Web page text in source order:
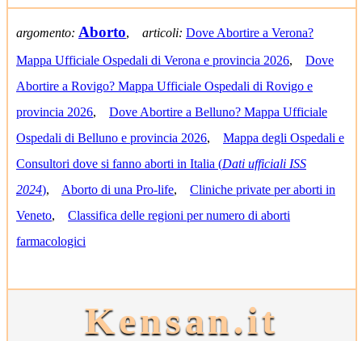
argomento: Aborto, articoli: Dove Abortire a Verona?
Mappa Ufficiale Ospedali di Verona e provincia 2026, Dove
Abortire a Rovigo? Mappa Ufficiale Ospedali di Rovigo e
provincia 2026, Dove Abortire a Belluno? Mappa Ufficiale
Ospedali di Belluno e provincia 2026, Mappa degli Ospedali e
Consultori dove si fanno aborti in Italia (Dati ufficiali ISS
2024), Aborto di una Pro-life, Cliniche private per aborti in
Veneto, Classifica delle regioni per numero di aborti
farmacologici
Kensan.it